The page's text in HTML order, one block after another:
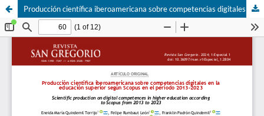
Producción científica iberoamericana sobre competencias digitales en la educación superior según Scopus en el período 2013-2023